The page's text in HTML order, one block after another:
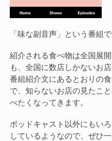
「味な副音声」という番組で
紹介される食べ物は全国展
も、全国に数店しかないお
番組紹介文にあるとおりの
で、知らないお店の見たこ
べたくなってきます。
ポッドキャスト以外にもい
しているようなので、ぜひ